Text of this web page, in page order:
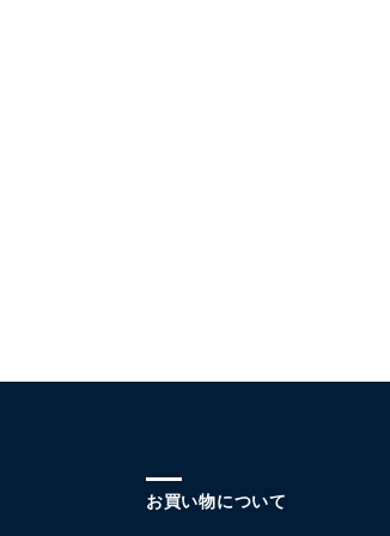
お買い物について